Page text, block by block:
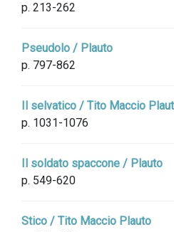
p. 213-262
Pseudolo / Plauto
p. 797-862
Il selvatico / Tito Maccio
p. 1031-1076
Il soldato spaccone / Plauto
p. 549-620
Stico / Tito Maccio Plauto